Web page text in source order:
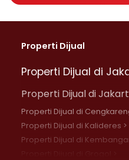
Properti Dijual
Properti Dijual di
Properti Dijual di
Properti Dijual di
Properti Dijual di Kalideres >
Properti Dijual di